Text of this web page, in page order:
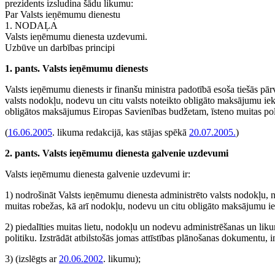
prezidents izsludina šādu likumu:
Par Valsts ieņēmumu dienestu
1. NODAĻA
Valsts ieņēmumu dienesta uzdevumi.
Uzbūve un darbības principi
1. pants. Valsts ieņēmumu dienests
Valsts ieņēmumu dienests ir finanšu ministra padotībā esoša tiešās
valsts nodokļu, nodevu un citu valsts noteikto obligāto maksājumu
obligātos maksājumus Eiropas Savienības budžetam, īsteno muitas
(16.06.2005. likuma redakcijā, kas stājas spēkā 20.07.2005.)
2. pants. Valsts ieņēmumu dienesta galvenie uzdevumi
Valsts ieņēmumu dienesta galvenie uzdevumi ir:
1) nodrošināt Valsts ieņēmumu dienesta administrēto valsts
muitas robežas, kā arī nodokļu, nodevu un citu obligāto maksājumu
2) piedalīties muitas lietu, nodokļu un nodevu administrēšanas un
politiku. Izstrādāt atbilstošās jomas attīstības plānošanas
3) (izslēgts ar 20.06.2002. likumu);